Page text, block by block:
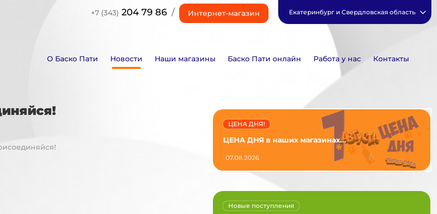
+7 (343) 204 79 86 / Интернет-магазин Екатеринбург и Свердловская область
О Баско Пати Новости Наши магазины Баско Пати онлайн Работа у нас Контакты
ЦЕНА ДНЯ в наших магазинах...
ЦЕНА ДНЯ!
07.08.2026
Новые поступления